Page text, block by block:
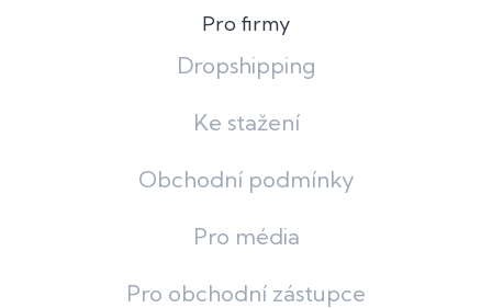
Pro firmy
Dropshipping
Ke stažení
Obchodní podmínky
Pro média
Pro obchodní zástupce